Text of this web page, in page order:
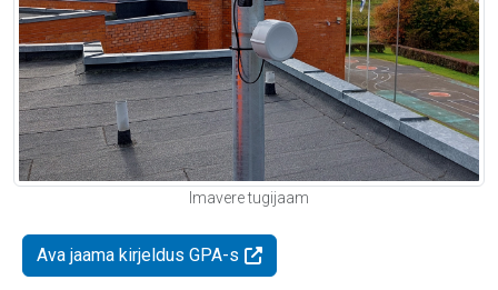
Imavere tugijaam
Ava jaama kirjeldus GPA-s